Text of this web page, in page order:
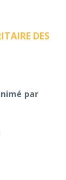
DES
par